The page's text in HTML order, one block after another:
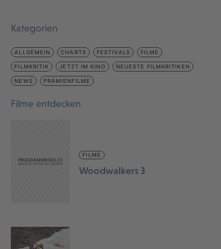
Kategorien
ALLGEMEIN CHARTS FESTIVALS FILME
FILMKRITIK JETZT IM KINO NEUESTE FILMKRITIKEN
NEWS PRÄMIENFILME
Filme entdecken
FILME
Woodwalkers 3